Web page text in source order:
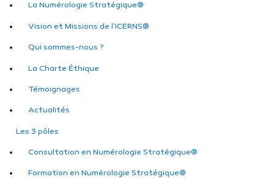
La Numérologie Stratégique®
Vision et Missions de l’ICERNS®
Qui sommes-nous ?
La Charte Éthique
Témoignages
Actualités
Les 3 pôles
Consultation en Numérologie Stratégique®
Formation en Numérologie Stratégique®